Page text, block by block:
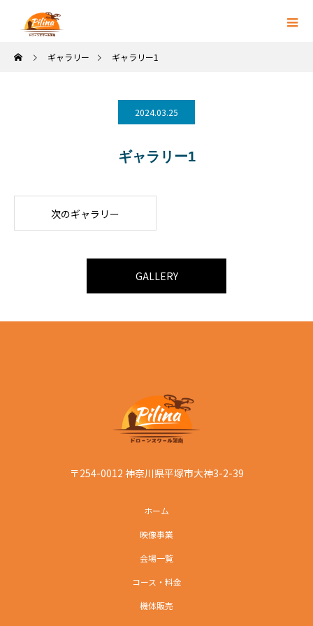
ギャラリー ギャラリー1
2024.03.25
ギャラリー1
次のギャラリー
GALLERY
〒254-0012 神奈川県平塚市大神3-2-39
ホーム
映像事業
会場一覧
コース・料金
機体販売